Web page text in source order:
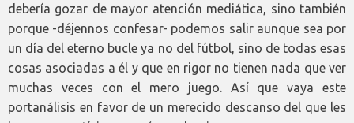
debería gozar de mayor atención mediática, sino también
porque -déjennos confesar- podemos salir aunque sea por
un día del eterno bucle ya no del fútbol, sino de todas esas
cosas asociadas a él y que en rigor no tienen nada que ver
muchas veces con el mero juego. Así que vaya este
portanálisis en favor de un merecido descanso del que les